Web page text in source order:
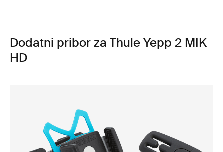
Dodatni pribor za Thule Yepp 2 MIK
HD